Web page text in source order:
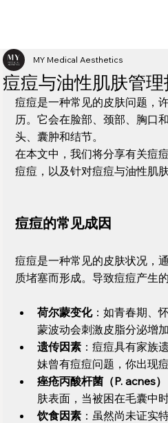
痘痘与油性肌肤管
MY Medical Aesthetics
痘痘是一种常见的皮肤问题，
历。它会在脸部、颈部、胸口
头、囊肿和结节。
在本文中，我们将分享有关痘
痘痘，以及针对痘痘与油性肌
痘痘的常见成因
痘痘是一种常见的皮肤状况，
质堵塞而形成。导致痘痘产生
荷尔蒙变化：如青春期、
蒙波动会刺激皮脂分泌增
遗传因素 ：痘痘具有家族
妹曾有痘痘问题，你出现
痤疮丙酸杆菌（P. acnes）
肤表面，当被困在毛囊中
饮食因素 ：虽然尚未证实